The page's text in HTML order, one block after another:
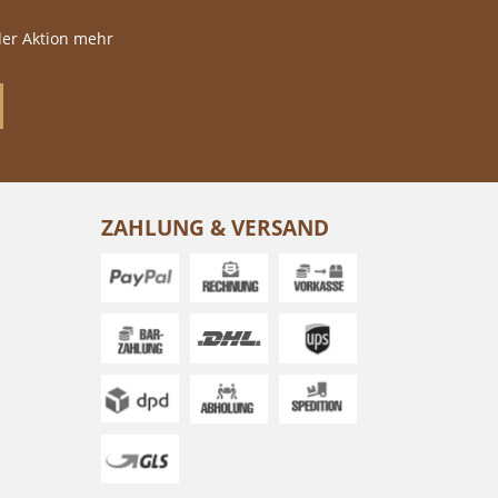
Aktion mehr
ZAHLUNG & VERSAND